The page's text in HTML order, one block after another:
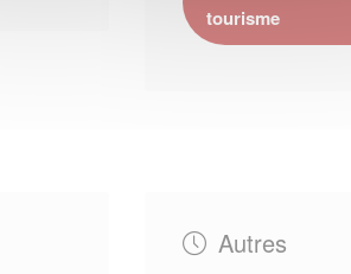
tourisme
Autres